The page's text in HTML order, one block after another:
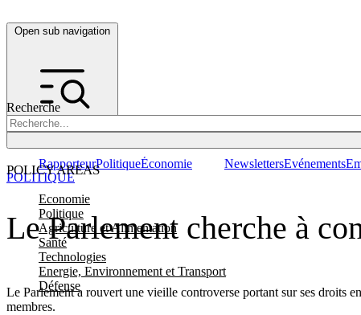
Open sub navigation
Recherche
POLICY AREAS
Economie
Politique
Agriculture et Alimentation
Santé
Technologies
Energie, Environnement et Transport
Défense
RapporteurPolitiqueÉconomie NewslettersEvénements
Le Parlement cherche à
Le Parlement a rouvert une vieille controverse portant sur ses droits
membres.
POLITIQUE